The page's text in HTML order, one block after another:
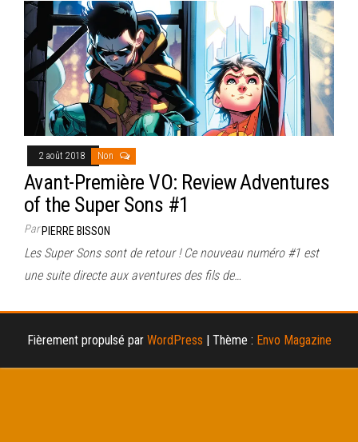
2 août 2018 Non
Avant-Première VO: Review Adventures
of the Super Sons #1
ParPIERRE BISSON
Les Super Sons sont de retour ! Ce nouveau numéro #1 est
une suite directe aux aventures des fils de…
Fièrement propulsé par WordPress | Thème : Envo Magazine